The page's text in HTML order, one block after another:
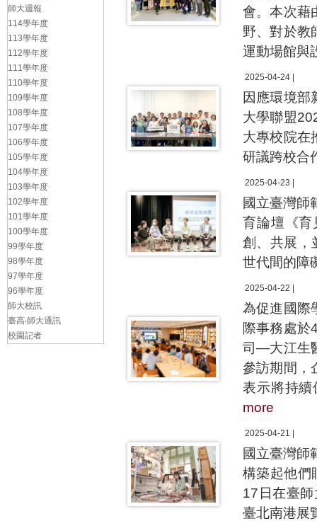
會。本次藉
野、對於教
運動場館與
2025-04-24 |
因應環境部
大學聯盟
大專校院在
研議跨校合
2025-04-23 |
國立臺灣師
育論壇《育
創、共展，
世代間的障
2025-04-22 |
為促進國際
際事務處於
司—大江生
參訪期間，
表示將持續
more
2025-04-21 |
國立臺灣師
構築起他們
17日在臺
臺北南港展
師大週報
114學年度
113學年度
112學年度
111學年度
110學年度
109學年度
108學年度
107學年度
106學年度
105學年度
104學年度
103學年度
102學年度
101學年度
100學年度
99學年度
98學年度
97學年度
96學年度
師大校訊
臺高‧師大通訊
校園記者